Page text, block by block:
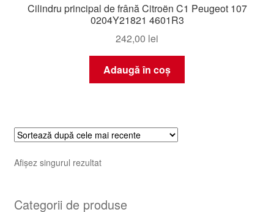
Cilindru principal de frână Citroën C1 Peugeot 107
0204Y21821 4601R3
242,00 lei
Adaugă în coș
Afișez singurul rezultat
Categorii de produse